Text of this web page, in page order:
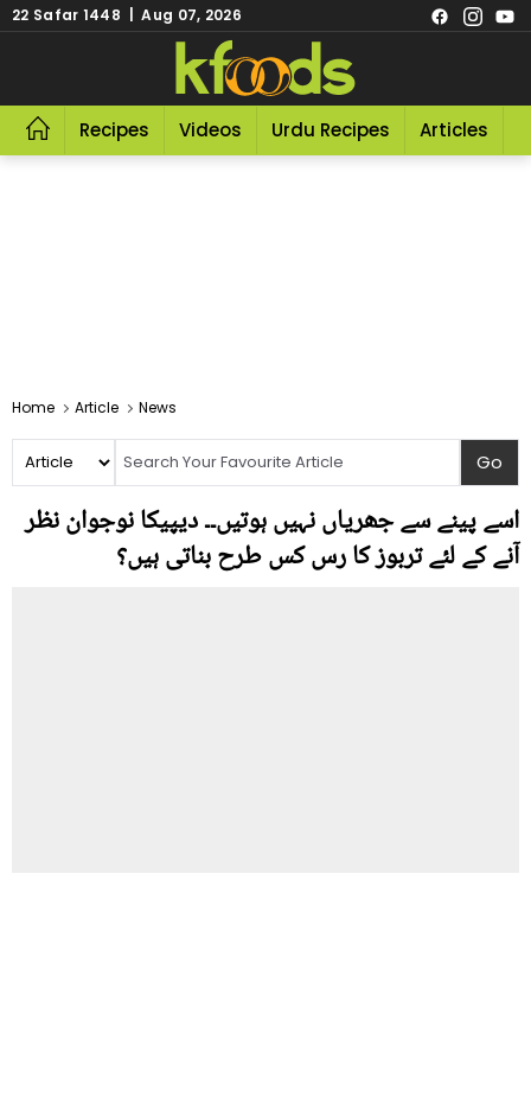
22 Safar 1448 | Aug 07, 2026
Recipes Videos Urdu Recipes Articles
Home Article News
اسے پینے سے جھریاں نہیں ہوتیں۔۔ دیپیکا نوجوان نظر
آنے کے لئے تربوز کا رس کس طرح بناتی ہیں؟